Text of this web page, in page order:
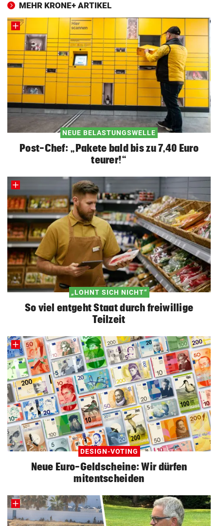
MEHR KRONE+ ARTIKEL
NEUE BELASTUNGSWELLE
Post-Chef: „Pakete bald bis zu 7,40 Euro
teurer!“
„LOHNT SICH NICHT“
So viel entgeht Staat durch freiwillige
Teilzeit
DESIGN-VOTING
Neue Euro-Geldscheine: Wir dürfen
mitentscheiden